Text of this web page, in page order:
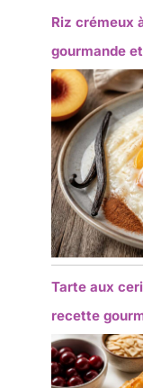
Riz crémeux
gourmande
Tarte aux
recette